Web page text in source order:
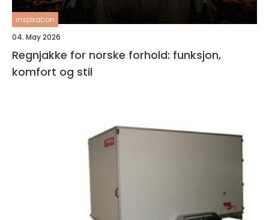
inspiration
04. May 2026
Regnjakke for norske forhold: funksjon,
komfort og stil